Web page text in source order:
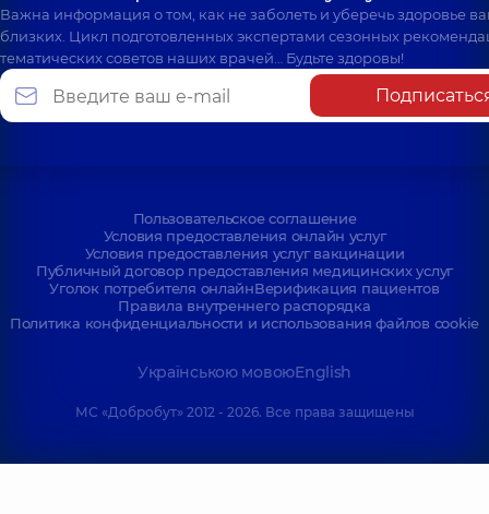
Важна информация о том, как не заболеть и уберечь здоровье
близких. Цикл подготовленных экспертами сезонных
тематических советов наших врачей… Будьте здоровы!
Пользовательское соглашение
Условия предоставления онлайн услуг
Условия предоставления услуг вакцинации
Публичный договор предоставления медицинских услуг
Уголок потребителя онлайнВерификация пациентов
Правила внутреннего распорядка
Политика конфиденциальности и использования файлов cookie
Українською мовоюEnglish
МС «Добробут» 2012 - 2026. Все права защищены